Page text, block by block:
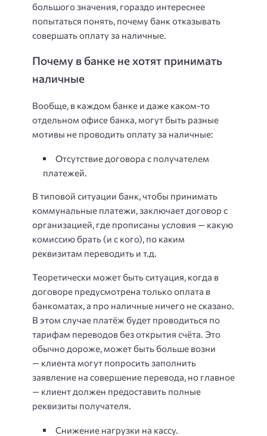
большого значения, гораздо интереснее
попытаться понять, почему банк отказывать
совершать оплату за наличные.
Почему в банке не хотят принимать
наличные
Вообще, в каждом банке и даже каком-то
отдельном офисе банка, могут быть разные
мотивы не проводить оплату за наличные:
Отсутствие договора с получателем
платежей.
В типовой ситуации банк, чтобы принимать
коммунальные платежи, заключает договор с
организацией, где прописаны условия — какую
комиссию брать (и с кого), по каким
реквизитам переводить и т.д.
Теоретически может быть ситуация, когда в
договоре предусмотрена только оплата в
банкоматах, а про наличные ничего не сказано.
В этом случае платёж будет проводиться по
тарифам переводов без открытия счёта. Это
обычно дороже, может быть больше возни
— клиента могут попросить заполнить
заявление на совершение перевода, но главное
— клиент должен предоставить полные
реквизиты получателя.
Снижение нагрузки на кассу.